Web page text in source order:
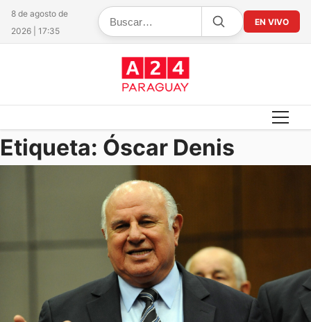
8 de agosto de
2026 | 17:35
EN VIVO
Etiqueta: Óscar Denis